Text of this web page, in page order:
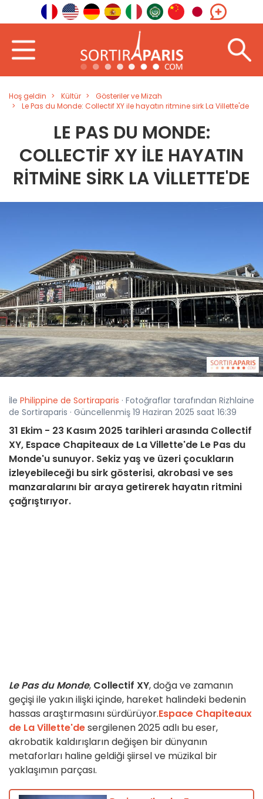
Hoş geldin Kültür
Gösteriler ve Mizah
Le Pas du Monde: Collectif XY ile hayatın ritmine sirk La Villette'de
LE PAS DU MONDE:
COLLECTIF XY ILE HAYATIN
RITMINE SIRK LA VILLETTE'DE
İle Philippine de Sortiraparis · Fotoğraflar tarafından Rizhlaine
de Sortiraparis · Güncellenmiş 19 Haziran 2025 saat 16:39
31 Ekim - 23 Kasım 2025 tarihleri arasında Collectif
XY, Espace Chapiteaux de La Villette'de Le Pas du
Monde'u sunuyor. Sekiz yaş ve üzeri çocukların
izleyebileceği bu sirk gösterisi, akrobasi ve ses
manzaralarını bir araya getirerek hayatın ritmini
çağrıştırıyor.
Le Pas du Monde, Collectif XY, doğa ve zamanın
geçişi ile yakın ilişki içinde, hareket halindeki bedenin
hassas araştırmasını sürdürüyor.Espace Chapiteaux
de La Villette'desergilenen 2025 adlı bu eser,
akrobatik kaldırışların değişen bir dünyanın
metaforları haline geldiği şiirsel ve müzikal bir
yaklaşımın parçası.